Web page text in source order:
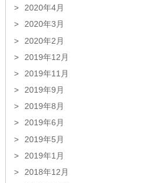
2020年4月
2020年3月
2020年2月
2019年12月
2019年11月
2019年9月
2019年8月
2019年6月
2019年5月
2019年1月
2018年12月